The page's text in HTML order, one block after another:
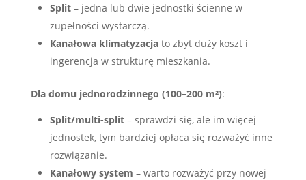
Split– jedna lub dwie jednostki ścienne w
zupełności wystarczą.
Kanałowa klimatyzacjato zbyt duży koszt i
ingerencja w strukturę mieszkania.
Dla domu jednorodzinnego (100–200 m²):
Split/multi-split– sprawdzi się, ale im więcej
jednostek, tym bardziej opłaca się rozważyć inne
rozwiązanie.
Kanałowy system – warto rozważyć przy nowej